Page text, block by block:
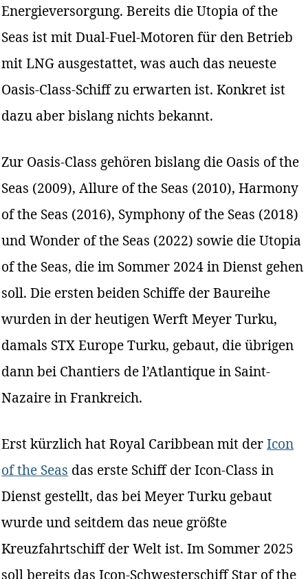
Energieversorgung. Bereits die Utopia of the
Seas ist mit Dual-Fuel-Motoren für den Betrieb
mit LNG ausgestattet, was auch das neueste
Oasis-Class-Schiff zu erwarten ist. Konkret ist
dazu aber bislang nichts bekannt.
Zur Oasis-Class gehören bislang die Oasis of the
Seas (2009), Allure of the Seas (2010), Harmony
of the Seas (2016), Symphony of the Seas (2018)
und Wonder of the Seas (2022) sowie die Utopia
of the Seas, die im Sommer 2024 in Dienst gehen
soll. Die ersten beiden Schiffe der Baureihe
wurden in der heutigen Werft Meyer Turku,
damals STX Europe Turku, gebaut, die übrigen
dann bei Chantiers de l’Atlantique in Saint-
Nazaire in Frankreich.
Erst kürzlich hat Royal Caribbean mit derIcon
of the Seas das erste Schiff der Icon-Class in
Dienst gestellt, das bei Meyer Turku gebaut
wurde und seitdem das neue größte
Kreuzfahrtschiff der Welt ist. Im Sommer 2025
soll bereits das Icon-Schwesterschiff Star of the